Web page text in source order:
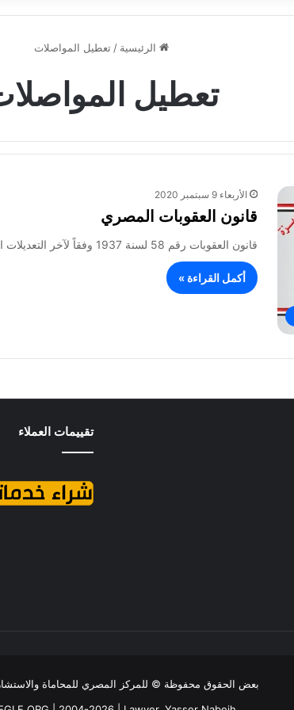
الرئيسية / تعطيل المواصلات
تعطيل
الأربعاء 9 سبتمبر 2020
قانون العقوبات المصري
قانون العقوبات رقم 58 لسنة 1937 وفقاً لآخر التعديلات الصادرة بالقانون رقم 21 لسنة 2018 نحن فاروق الأول ملك مصر…
أكمل القراءة »
تقييمات العملاء
بعض الحقوق محفوظة © للمركز المصري للمحاماة